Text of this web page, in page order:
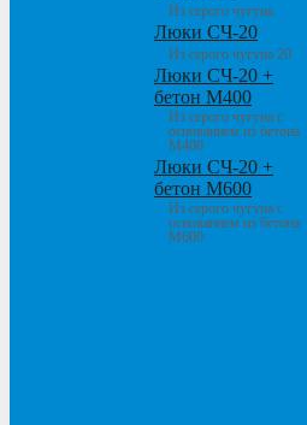
Из серого чугуна
Люки СЧ-20
Из серого чугуна 20
Люки СЧ-20 +
бетон М400
Из серого чугуна с
основанием из бетона
М400
Люки СЧ-20 +
бетон М600
Из серого чугуна с
основанием из бетона
М600